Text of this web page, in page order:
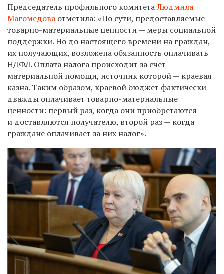
Председатель профильного комитетаЛюдмила
Магомедова отметила: «По сути, предоставляемые
товарно-материальные ценности — меры социальной
поддержки. Но до настоящего времени на граждан,
их получающих, возложена обязанность оплачивать
НДФЛ. Оплата налога происходит за счет
материальной помощи, источник которой — краевая
казна. Таким образом, краевой бюджет фактически
дважды оплачивает товарно-материальные
ценности: первый раз, когда они приобретаются
и доставляются получателю, второй раз — когда
граждане оплачивает за них налог».